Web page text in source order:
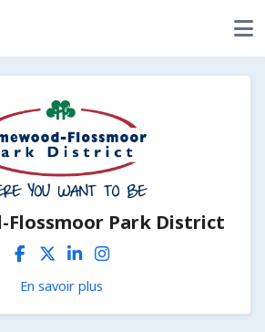
Flossmoor Park District
En savoir plus